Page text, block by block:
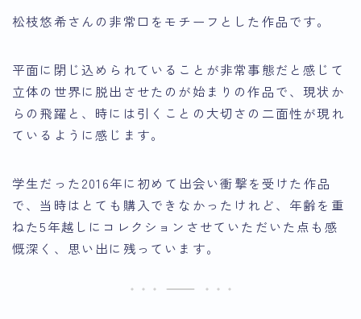
松枝悠希さんの非常口をモチーフとした作品です。
平面に閉じ込められていることが非常事態だと感じて
立体の世界に脱出させたのが始まりの作品で、現状か
らの飛躍と、時には引くことの大切さの二面性が現れ
ているように感じます。
学生だった2016年に初めて出会い衝撃を受けた作品
で、当時はとても購入できなかったけれど、年齢を重
ねた5年越しにコレクションさせていただいた点も感
慨深く、思い出に残っています。